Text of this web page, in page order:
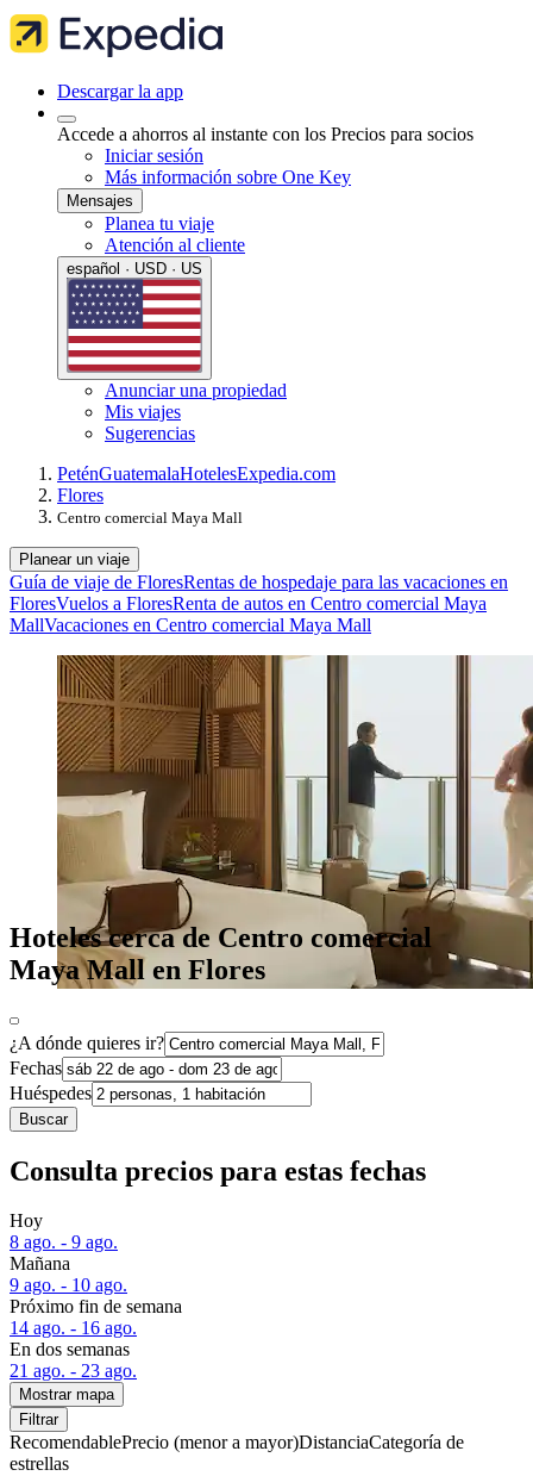
Descargar la app
Accede a ahorros al instante con los Precios para socios
Iniciar sesión
Más información sobre One Key
Mensajes
Planea tu viaje
Atención al cliente
español · USD · US
Anunciar una propiedad
Mis viajes
Sugerencias
PeténGuatemalaHotelesExpedia.com
Flores
Centro comercial Maya Mall
Planear un viaje
Guía de viaje de FloresRentas de hospedaje para las vacaciones en
FloresVuelos a FloresRenta de autos en Centro comercial Maya
MallVacaciones en Centro comercial Maya Mall
Hoteles cerca de Centro comercial
Maya Mall en Flores
¿A dónde quieres ir?
Fechas
Huéspedes
Buscar
Consulta precios para estas fechas
Hoy
8 ago. - 9 ago.
Mañana
9 ago. - 10 ago.
Próximo fin de semana
14 ago. - 16 ago.
En dos semanas
21 ago. - 23 ago.
Mostrar mapa
Filtrar
RecomendablePrecio (menor a mayor)DistanciaCategoría de
estrellas